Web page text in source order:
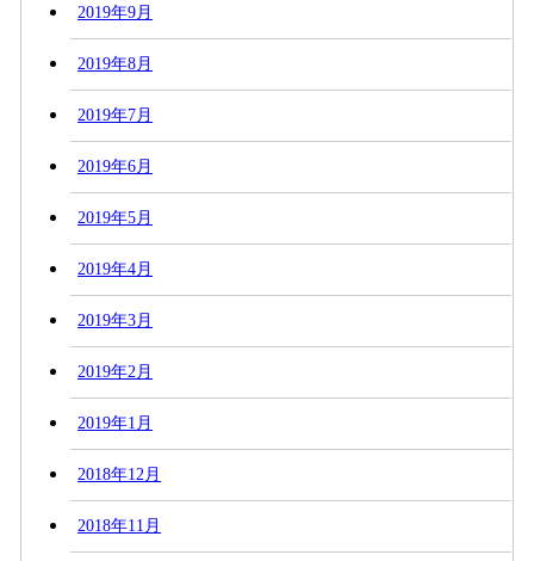
2019年9月
2019年8月
2019年7月
2019年6月
2019年5月
2019年4月
2019年3月
2019年2月
2019年1月
2018年12月
2018年11月